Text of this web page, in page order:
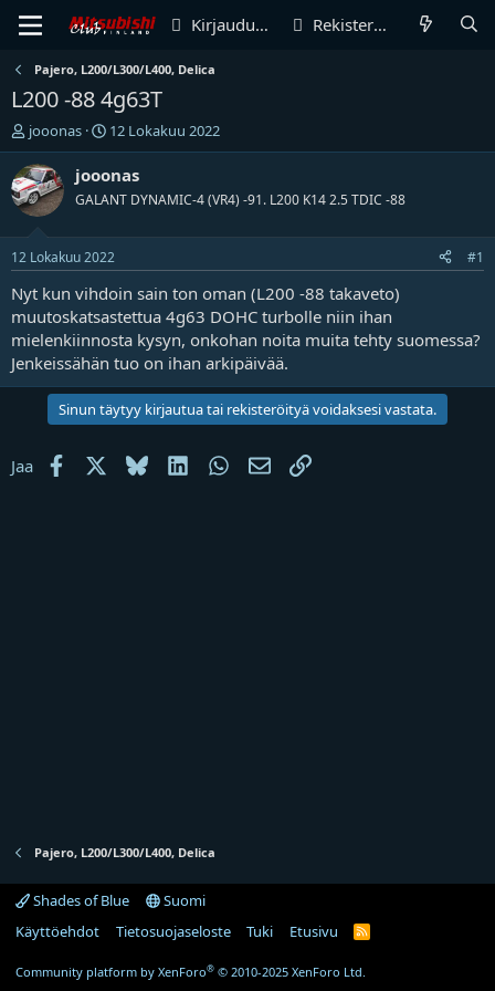
Kirjaudu sisään Rekisteröidy
Pajero, L200/L300/L400, Delica
L200 -88 4g63T
V
i
e
s
t
k
e
t
j
u
n
a
l
t
jooonas
A
l
o
t
s
p
ä
v
ä
m
ä
ä
r
12 Lokakuu 2022
jooonas
GALANT DYNAMIC-4 (VR4) -91. L200 K14 2.5 TDIC -88
12 Lokakuu 2022 #1
Nyt kun vihdoin sain ton oman (L200 -88 takaveto)
muutoskatsastettua 4g63 DOHC turbolle niin ihan
mielenkiinnosta kysyn, onkohan noita muita tehty suomessa?
Jenkeissähän tuo on ihan arkipäivää.
Sinun täytyy kirjautua tai rekisteröityä voidaksesi vastata.
Jaa Facebook BlueskyLinkedInWhatsAppSähköposti
Linkki
Pajero, L200/L300/L400, Delica
Shades of Blue
Suomi
Käyttöehdot
Tietosuojaseloste Tuki Etusivu
R
Community platform by XenForo® © 2010-2025 XenForo Ltd.